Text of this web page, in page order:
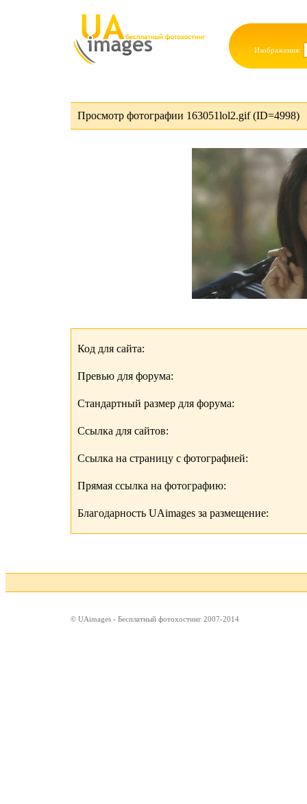
Изображения:
Просмотр фотографии 163051lol2.gif (ID=4998)
Код для сайта:
Превью для форума:
Стандартный размер для форума:
Ссылка для сайтов:
Ссылка на страницу с фотографией:
Прямая ссылка на фотографию:
Благодарность UAimages за размещение:
© UAimages - Бесплатный фотохостинг 2007-2014